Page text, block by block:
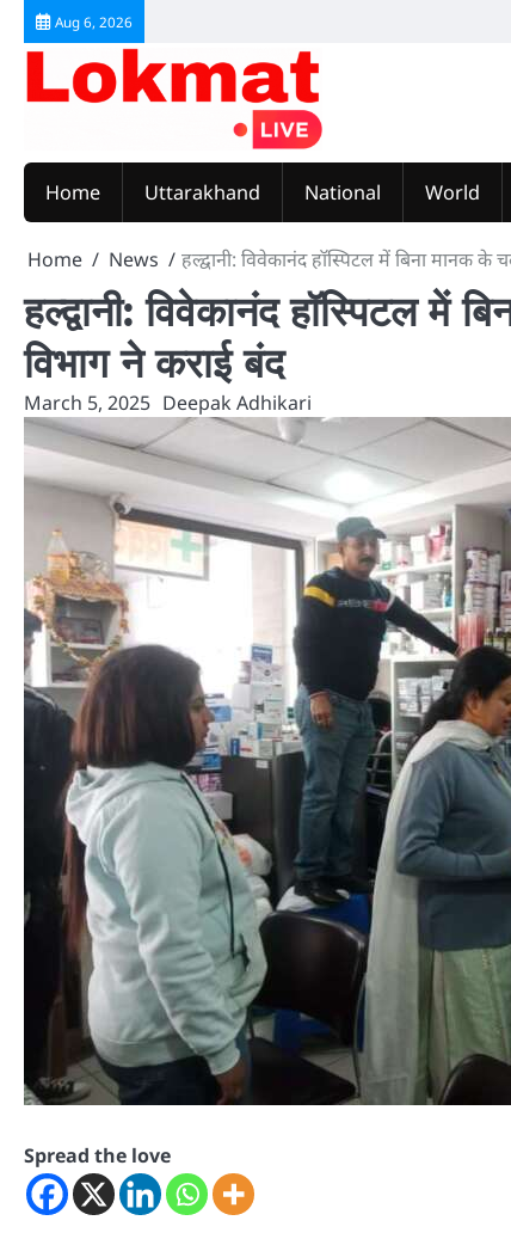
Skip
Aug 6, 2026
Home Uttarakhand National World
Home News हल्द्वानी: विवेकानंद हॉस्पिटल में बिना मानक के
हल्द्वानी: विवेकानंद हॉस्पिटल में
विभाग ने कराई बंद
March 5, 2025 Deepak Adhikari
Spread the love